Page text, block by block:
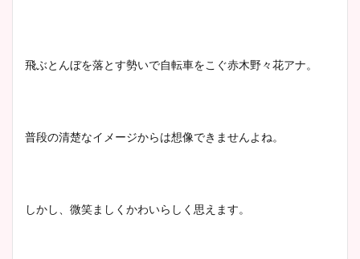
飛ぶとんぼを落とす勢いで自転車をこぐ赤木野々花アナ。
普段の清楚なイメージからは想像できませんよね。
しかし、微笑ましくかわいらしく思えます。